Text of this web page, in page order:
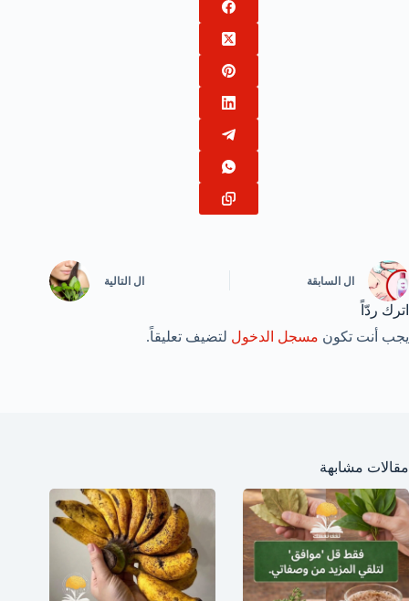
ال السابقة ال التالية
اترك ردّاً
يجب أنت تكون مسجل الدخول لتضيف تعليقاً.
مقالات مشابهة